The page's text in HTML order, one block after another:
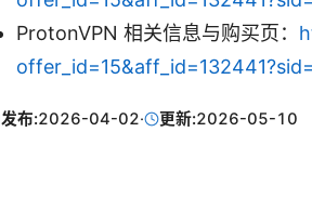
ProtonVPN 相关信息与购买页：
发布:2026-04-02· 更新:2026-05-10